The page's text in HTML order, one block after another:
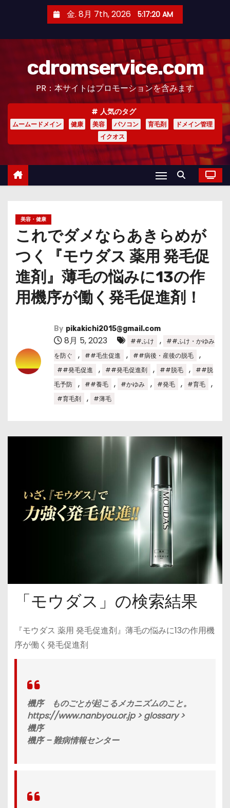
金. 8月 7th, 2026 5:17:21 AM
cdromservice.com
PR：本サイトはプロモーションを含みます
人気のタグ
ムームードメイン 健康 美容 パソコン 育毛剤
ドメイン管理
イクオス
美容・健康
これでダメならあきらめが
つく『モウダス 薬用 発毛促
進剤』薄毛の悩みに13の作
用機序が働く発毛促進剤！
By pikakichi2015@gmail.com
8月 5, 2023 ##ふけ ,
##ふけ・かゆみ
を防ぐ
, ##毛生促進 , ##病後・産後の脱毛 ,
##発毛促進 , ##発毛促進剤 , ##脱毛 ,
##脱
毛予防
, ##養毛 , #かゆみ , #発毛 , #育毛 ,
#育毛剤 , #薄毛
「モウダス」の検索結果
『モウダス 薬用 発毛促進剤』薄毛の悩みに13の作用機
序が働く発毛促進剤
機序 ものごとが起こるメカニズムのこと。
https://www.nanbyou.or.jp > glossary >
機序
機序 – 難病情報センター